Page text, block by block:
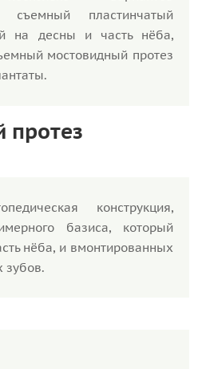
съемный пластинчатый
на десны и часть нёба,
мостовидный протез
протез
конструкция,
базиса, который
нёба, и вмонтированных
зубов.